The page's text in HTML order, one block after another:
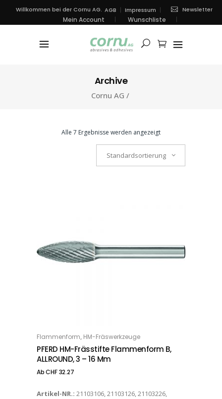
Willkommen bei der Cornu AG. AGB Impressum Newsletter
Mein Account Wunschliste
Archive
Cornu AG /
Alle 7 Ergebnisse werden angezeigt
Standardsortierung
OPTIONS
Flammenform, HM-Fräswerkzeuge
PFERD HM-Frässtifte Flammenform B,
ALLROUND, 3 – 16 Mm
AbCHF32.27
Artikel-NR.: 21103106, 21103126, 21103226,